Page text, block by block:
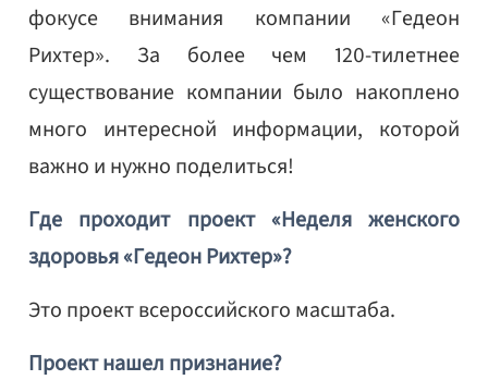
фокусе внимания компании «Гедеон
Рихтер». За более чем 120-тилетнее
существование компании было накоплено
много интересной информации, которой
важно и нужно поделиться!
Где проходит проект «Неделя женского
здоровья «Гедеон Рихтер»?
Это проект всероссийского масштаба.
Проект нашел признание?